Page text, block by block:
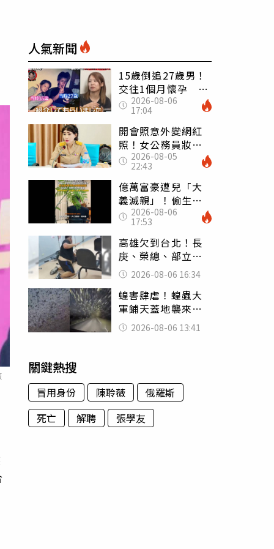
人氣新聞
15歲倒追27歲男！
交往1個月懷孕 36
歲當阿嬤故事曝光
2026-08-06
17:04
開會照意外變網紅
照！女公務員妝容
掀2千則留言 本人
怒嗆：化妝有錯嗎
2026-08-05
22:43
億萬富豪遭兒「大
義滅親」！偷生子
怕曝光 竟盜鄰居
身份辦假證落戶
2026-08-06
17:53
高雄欠到台北！長
庚、榮總、部立醫
院都受害 「醫療
暴力男」離譜紀錄
曝光
2026-08-06 16:34
蝗害肆虐！蝗蟲大
軍鋪天蓋地襲來宛
如末日 網驚：聖
經十災
2026-08-06 13:41
關鍵熱搜
冒用身份 陳聆薇
俄羅斯
死亡
解聘 張學友